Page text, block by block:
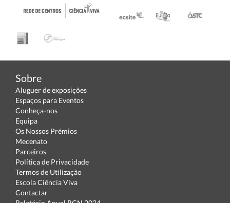
Sobre
Aluguer de exposições
Espaços para Eventos
Conheça-nos
Equipa
Os Nossos Prémios
Mecenato
Parceiros
Política de Privacidade
Termos de Utilização
Escola Ciência Viva
Contactar